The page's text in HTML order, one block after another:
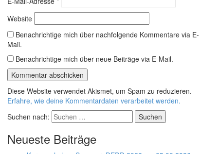
Website
Benachrichtige mich über nachfolgende Kommentare via E-
Mail.
Benachrichtige mich über neue Beiträge via E-Mail.
Diese Website verwendet Akismet, um Spam zu reduzieren.
Erfahre, wie deine Kommentardaten verarbeitet werden.
Suchen nach:
Neueste Beiträge